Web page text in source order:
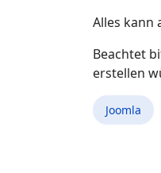
Alles kann
Beachtet
erstellen
Joomla